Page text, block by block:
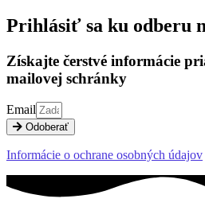
Prihlásiť sa ku odberu
Získajte čerstvé informácie
mailovej schránky
Email
Odoberať
Informácie o ochrane osobných údajov